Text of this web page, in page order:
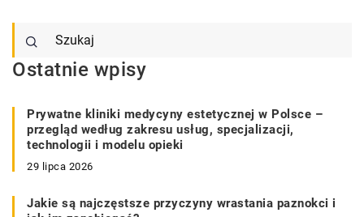
Ostatnie wpisy
Prywatne kliniki medycyny estetycznej w Polsce –
przegląd według zakresu usług, specjalizacji,
technologii i modelu opieki
29 lipca 2026
Jakie są najczęstsze przyczyny wrastania paznokci i